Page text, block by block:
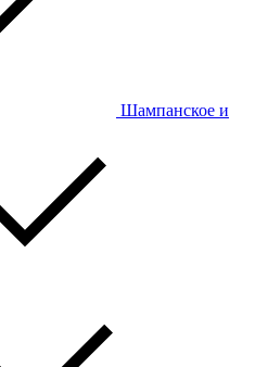
Шампанское и